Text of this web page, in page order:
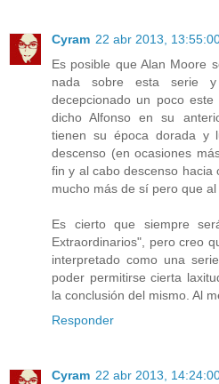
Cyram 22 abr 2013,
Es posible que Alan Moore
nada sobre esta serie
decepcionado un poco
dicho Alfonso en su
tienen su época dorada y
descenso (en ocasiones
fin y al cabo descenso
mucho más de sí pero que
Es cierto que siempre
Extraordinarios", pero creo
interpretado como una
poder permitirse cierta
la conclusión del mismo. Al
Responder
Cyram 22 abr 2013,